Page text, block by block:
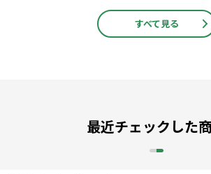
すべて見る
最近チェックした